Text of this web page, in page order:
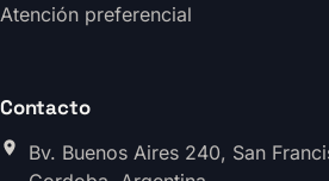
Atención preferencial
Contacto
Bv. Buenos Aires 240, San